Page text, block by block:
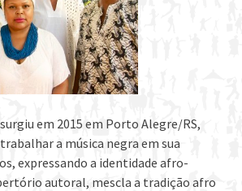
em 2015 em Porto Alegre/RS,
a música negra em sua
expressando a identidade afro-
autoral, mescla a tradição afro